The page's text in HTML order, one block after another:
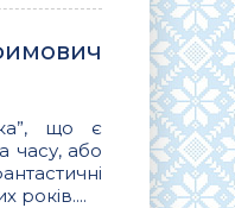
що є
часу, або
років....